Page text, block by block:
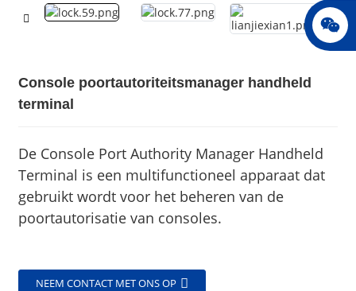
jenny010678
Console poortautoriteitsmanager handheld
terminal
De Console Port Authority Manager Handheld
Terminal is een multifunctioneel apparaat dat
gebruikt wordt voor het beheren van de
poortautorisatie van consoles.
NEEM CONTACT MET ONS OP